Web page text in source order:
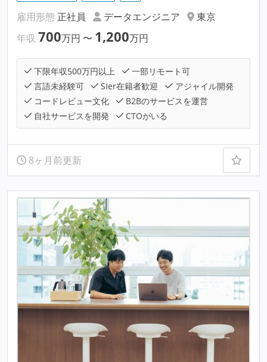
雇用形態 正社員 データエンジニア
東京
年収 700万円 〜 1,200万円
下限年収500万円以上
一部リモート可
言語未経験可
SIer在籍者歓迎
アジャイル開発
コードレビュー文化
B2Bのサービスを運営
自社サービスを開発
CTOがいる
8ヶ月前更新